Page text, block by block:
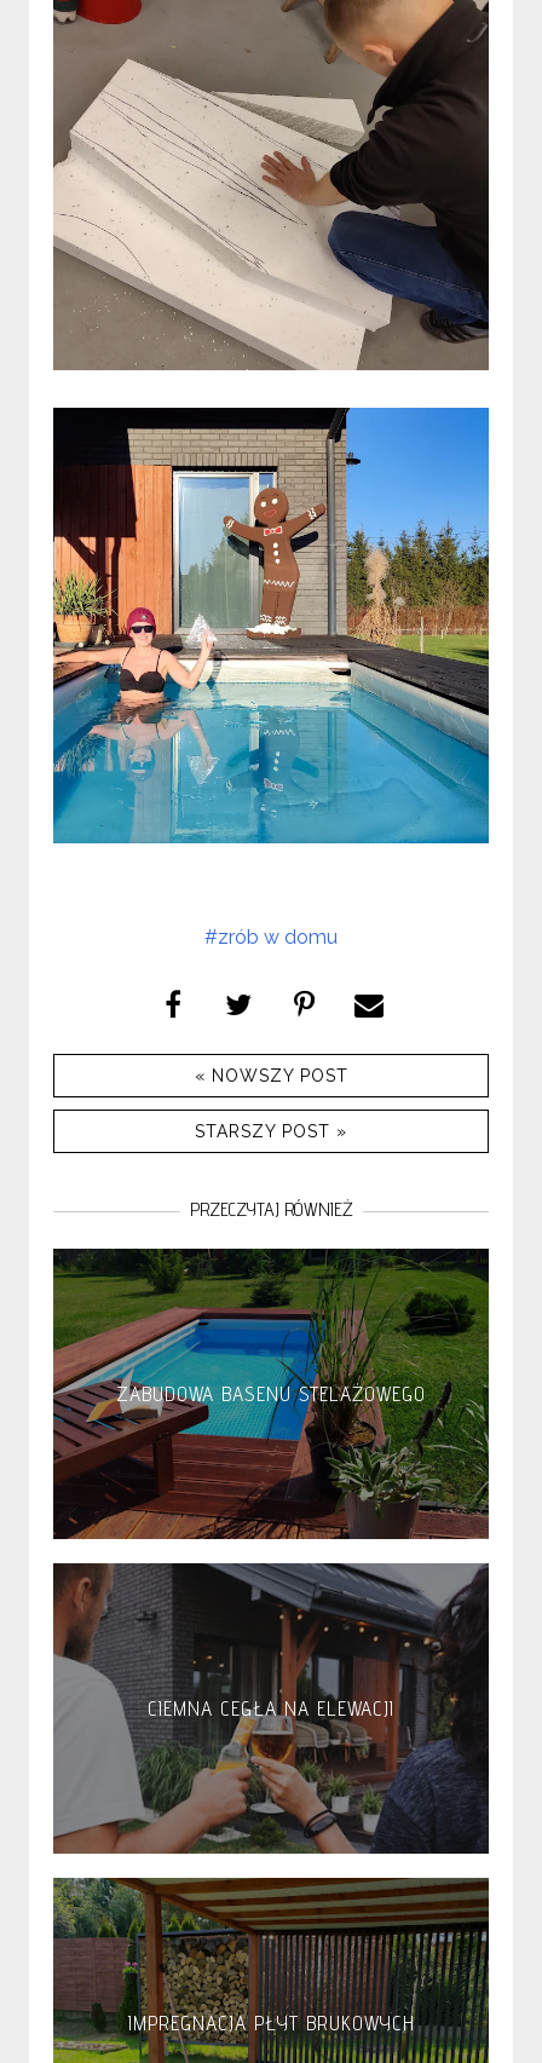
#zrób w domu
« NOWSZY POST
STARSZY POST »
PRZECZYTAJ RÓWNIEŻ
ZABUDOWA BASENU STELAŻOWEGO
CIEMNA CEGŁA NA ELEWACJI
IMPREGNACJA PŁYT BRUKOWYCH